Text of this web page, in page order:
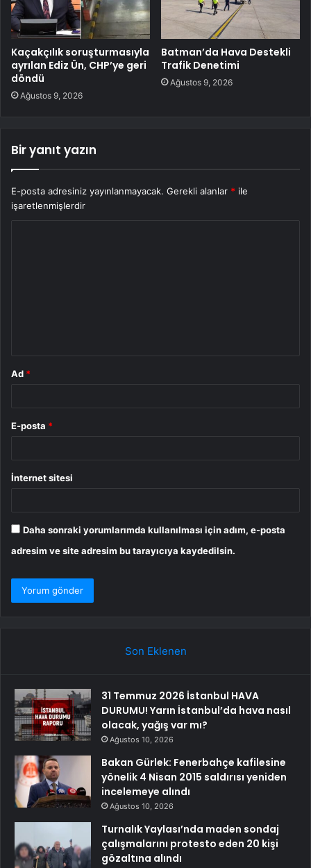
Kaçakçılık soruşturmasıyla
ayrılan Ediz Ün, CHP’ye geri
döndü
Ağustos 9, 2026
Batman’da Hava Destekli
Trafik Denetimi
Ağustos 9, 2026
Bir yanıt yazın
E-posta adresiniz yayınlanmayacak. Gerekli alanlar * ile
işaretlenmişlerdir
Ad *
E-posta *
İnternet sitesi
Daha sonraki yorumlarımda kullanılması için adım, e-posta
adresim ve site adresim bu tarayıcıya kaydedilsin.
Son Eklenen
31 Temmuz 2026 İstanbul HAVA
DURUMU! Yarın İstanbul’da hava nasıl
olacak, yağış var mı?
Ağustos 10, 2026
Bakan Gürlek: Fenerbahçe kafilesine
yönelik 4 Nisan 2015 saldırısı yeniden
incelemeye alındı
Ağustos 10, 2026
Turnalık Yaylası’nda maden sondaj
çalışmalarını protesto eden 20 kişi
gözaltına alındı